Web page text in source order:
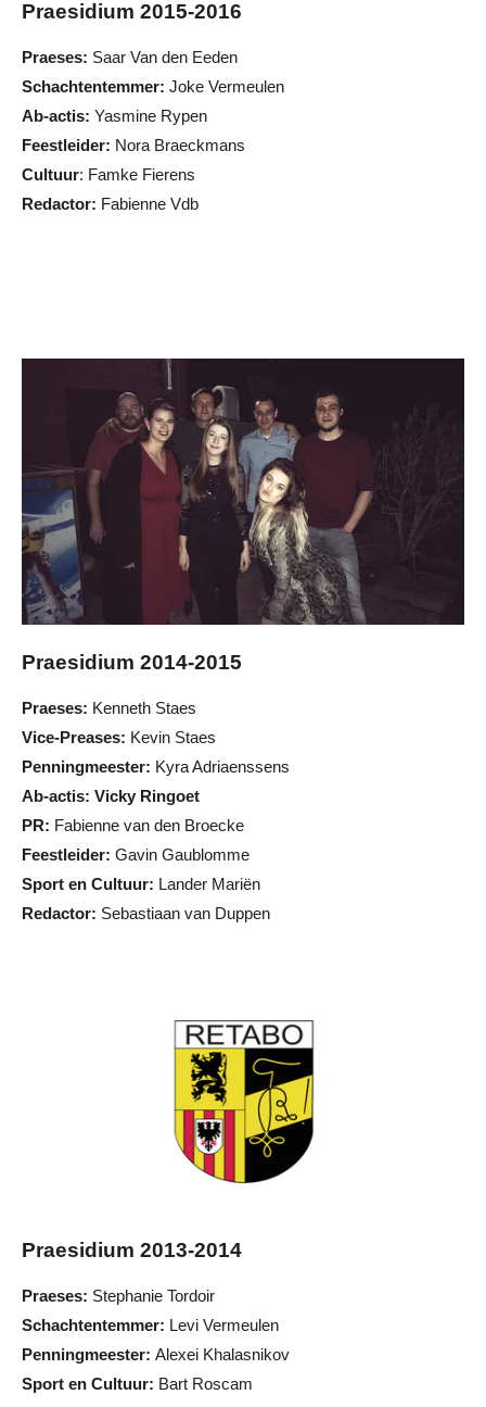
Praesidium 2015-2016
Praeses: Saar Van den Eeden
Schachtentemmer: Joke Vermeulen
Ab-actis: Yasmine Rypen
Feestleider: Nora Braeckmans
Cultuur: Famke Fierens
Redactor: Fabienne Vdb
Praesidium 2014-2015
Praeses: Kenneth Staes
Vice-Preases: Kevin Staes
Penningmeester: Kyra Adriaenssens
Ab-actis: Vicky Ringoet
PR: Fabienne van den Broecke
Feestleider: Gavin Gaublomme
Sport en Cultuur: Lander Mariën
Redactor: Sebastiaan van Duppen
Praesidium 2013-2014
Praeses: Stephanie Tordoir
Schachtentemmer: Levi Vermeulen
Penningmeester: Alexei Khalasnikov
Sport en Cultuur: Bart Roscam